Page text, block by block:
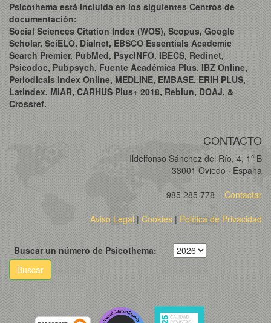
Psicothema está incluida en los siguientes Centros de
documentación:
Social Sciences Citation Index (WOS), Scopus, Google
Scholar, SciELO, Dialnet, EBSCO Essentials Academic
Search Premier, PubMed, PsycINFO, IBECS, Redinet,
Psicodoc, Pubpsych, Fuente Académica Plus, IBZ Online,
Periodicals Index Online, MEDLINE, EMBASE, ERIH PLUS,
Latindex, MIAR, CARHUS Plus+ 2018, Rebiun, DOAJ, &
Crossref.
CONTACTO
Ildelfonso Sánchez del Río, 4, 1º B
33001 Oviedo · España
985 285 778
Contactar
Aviso Legal| Cookies | Política de Privacidad
Buscar un número de Psicothema:
Buscar